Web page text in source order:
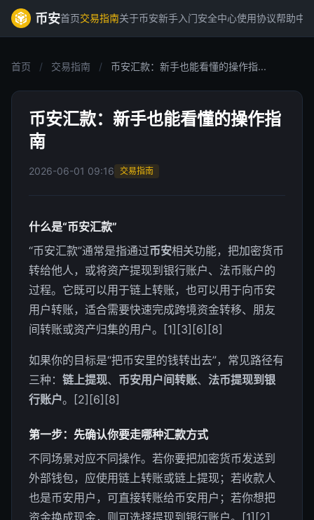
币安首页交易指南关于币安新手入门安全中心使用协议帮助中
首页 / 交易指南 / 币安汇款：新手也能看懂的操作指...
币安汇款：新手也能看懂的操作指
南
2026-06-01 09:16 交易指南
什么是“币安汇款”
“币安汇款”通常是指通过币安相关功能，把加密货币
转给他人，或将资产提现到银行账户、法币账户的
过程。它既可以用于链上转账，也可以用于向币安
用户转账，适合需要快速完成跨境资金转移、朋友
间转账或资产归集的用户。[1][3][6][8]
如果你的目标是“把币安里的钱转出去”，常见路径有
三种： 链上提现、 币安用户间转账、 法币提现到银
行账户。[2][6][8]
第一步：先确认你要走哪种汇款方式
不同场景对应不同操作。若你要把加密货币发送到
外部钱包，应使用链上转账或链上提现；若收款人
也是币安用户，可直接转账给币安用户；若你想把
资金换成现金，则可选择提现到银行账户。[1][2]